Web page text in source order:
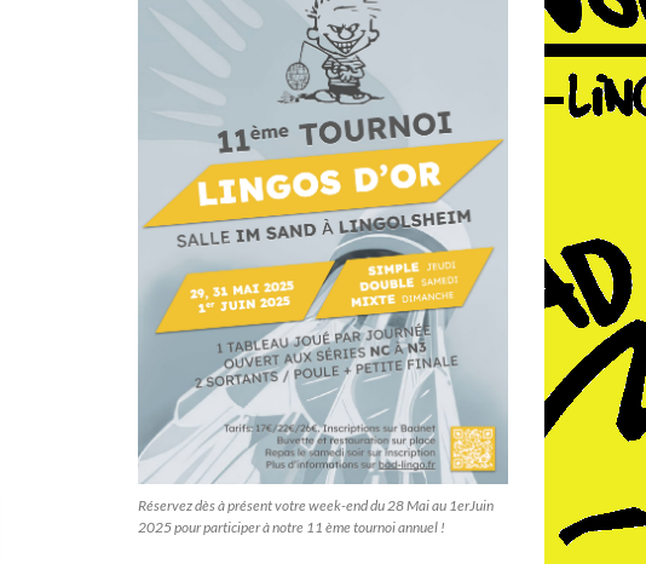
Réservez dès à présent votre week-end du 28 Mai au 1erJuin
2025 pour participer à notre 11 ème tournoi annuel !